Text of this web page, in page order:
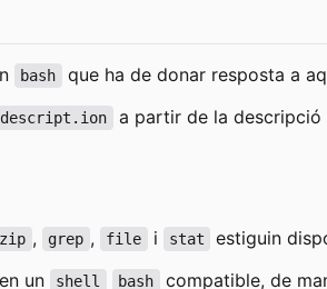
bash que ha de donar resposta a
descript.ion a partir de la descripció
, grep , file i stat
estiguin
un shell bash compatible, de